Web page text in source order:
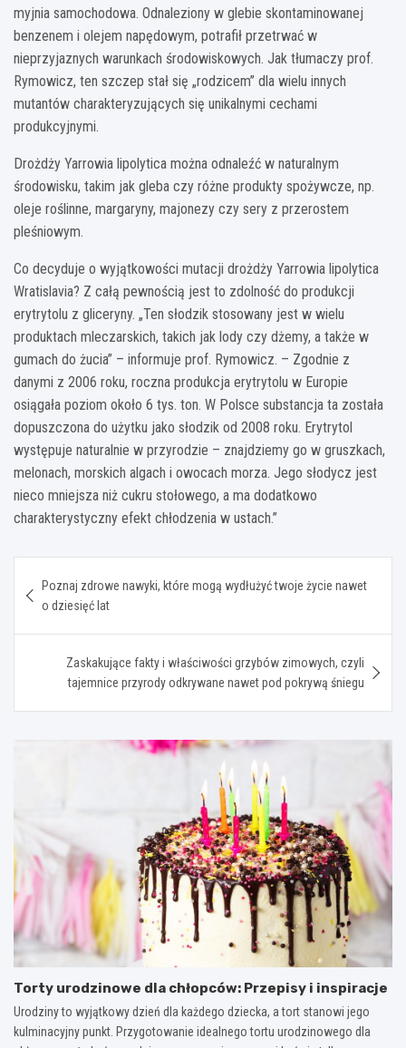
myjnia samochodowa. Odnaleziony w glebie skontaminowanej
benzenem i olejem napędowym, potrafił przetrwać w
nieprzyjaznych warunkach środowiskowych. Jak tłumaczy prof.
Rymowicz, ten szczep stał się „rodzicem” dla wielu innych
mutantów charakteryzujących się unikalnymi cechami
produkcyjnymi.
Drożdży Yarrowia lipolytica można odnaleźć w naturalnym
środowisku, takim jak gleba czy różne produkty spożywcze, np.
oleje roślinne, margaryny, majonezy czy sery z przerostem
pleśniowym.
Co decyduje o wyjątkowości mutacji drożdży Yarrowia lipolytica
Wratislavia? Z całą pewnością jest to zdolność do produkcji
erytrytolu z gliceryny. „Ten słodzik stosowany jest w wielu
produktach mleczarskich, takich jak lody czy dżemy, a także w
gumach do żucia” – informuje prof. Rymowicz. – Zgodnie z
danymi z 2006 roku, roczna produkcja erytrytolu w Europie
osiągała poziom około 6 tys. ton. W Polsce substancja ta została
dopuszczona do użytku jako słodzik od 2008 roku. Erytrytol
występuje naturalnie w przyrodzie – znajdziemy go w gruszkach,
melonach, morskich algach i owocach morza. Jego słodycz jest
nieco mniejsza niż cukru stołowego, a ma dodatkowo
charakterystyczny efekt chłodzenia w ustach.”
wpisu
Poznaj zdrowe nawyki, które mogą wydłużyć twoje życie nawet
o dziesięć lat
Zaskakujące fakty i właściwości grzybów zimowych, czyli
tajemnice przyrody odkrywane nawet pod pokrywą śniegu
Torty urodzinowe dla chłopców: Przepisy i inspiracje
Urodziny to wyjątkowy dzień dla każdego dziecka, a tort stanowi jego
kulminacyjny punkt. Przygotowanie idealnego tortu urodzinowego dla